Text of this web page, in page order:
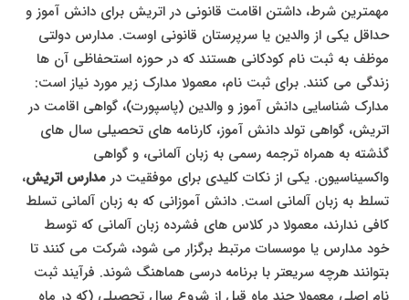
مهمترین شرط، داشتن اقامت قانونی در اتریش برای دانش آموز و
حداقل یکی از والدین یا سرپرستان قانونی اوست. مدارس دولتی
موظف به ثبت نام کودکانی هستند که در حوزه استحفاظی آن ها
زندگی می کنند. برای ثبت نام، معمولا مدارک زیر مورد نیاز است:
مدارک شناسایی دانش آموز و والدین (پاسپورت)، گواهی اقامت در
اتریش، گواهی تولد دانش آموز، کارنامه های تحصیلی سال های
گذشته به همراه ترجمه رسمی به زبان آلمانی، و گواهی
واکسیناسیون. یکی از نکات کلیدی برای موفقیت درمدارس اتریش،
تسلط به زبان آلمانی است. دانش آموزانی که به زبان آلمانی تسلط
کافی ندارند، معمولا در کلاس های فشرده زبان آلمانی که توسط
خود مدارس یا موسسات مرتبط برگزار می شود، شرکت می کنند تا
بتوانند هرچه سریعتر با برنامه درسی هماهنگ شوند. فرآیند ثبت